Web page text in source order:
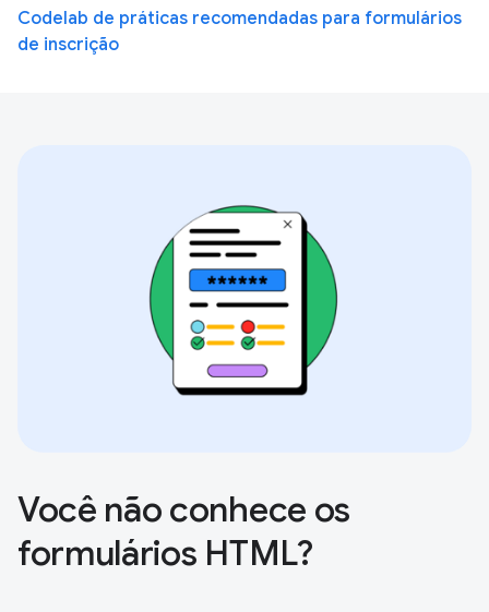
Codelab de práticas recomendadas para formulários
de inscrição
Você não conhece os
formulários HTML?